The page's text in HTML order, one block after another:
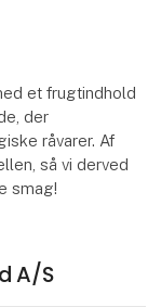
et frugtindhold
der
råvarer. Af
så vi derved
smag!
A/S